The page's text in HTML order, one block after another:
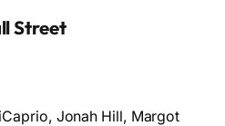
Street
Jonah Hill, Margot